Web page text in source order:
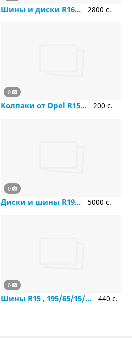
Шины и диски R16... 2800 c.
0
Колпаки от Opel R15... 200 c.
0
Диски и шины R19... 5000 c.
0
Шины R15 , 195/65/15/... 440 c.